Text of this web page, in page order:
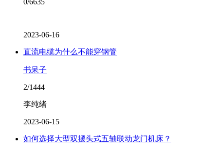
0/6635
2023-06-16
直流电缆为什么不能穿钢管
书呆子
2/1444
李纯绪
2023-06-15
如何选择大型双摆头式五轴联动龙门机床？